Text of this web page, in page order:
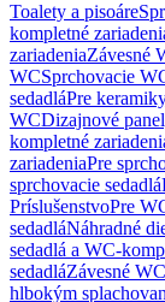
Toalety a pisoáre
kompletné
zariadeniaZávesné
WCSprchovacie
sedadláPre
WCDizajnové
kompletné
zariadeniaPre
sprchovacie sedadlá
PríslušenstvoPre
sedadláNáhradné
sedadlá a WC-
sedadláZávesné WC
hlbokým